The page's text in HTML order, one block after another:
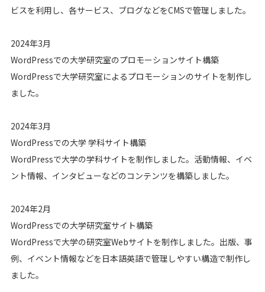
ビスを利用し、各サービス、ブログなどをCMSで管理しました。
2024年3月
WordPressでの大学研究室のプロモーションサイト構築
WordPressで大学研究室によるプロモーションのサイトを制作し
ました。
2024年3月
WordPressでの大学 学科サイト構築
WordPressで大学の学科サイトを制作しました。活動情報、イベ
ント情報、インタビューなどのコンテンツを構築しました。
2024年2月
WordPressでの大学研究室サイト構築
WordPressで大学の研究室Webサイトを制作しました。出版、事
例、イベント情報などを日本語英語で管理しやすい構造で制作し
ました。